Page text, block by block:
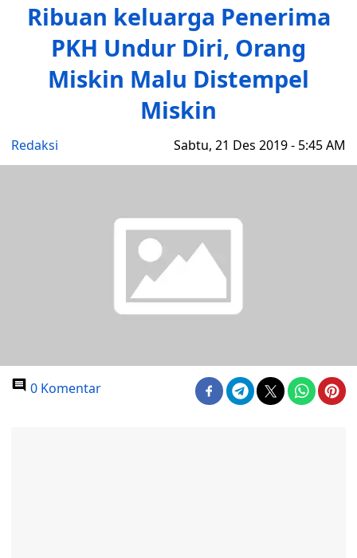
Ribuan keluarga Penerima
PKH Undur Diri, Orang
Miskin Malu Distempel
Miskin
Redaksi Sabtu, 21 Des 2019 - 5:45 AM
0 Komentar